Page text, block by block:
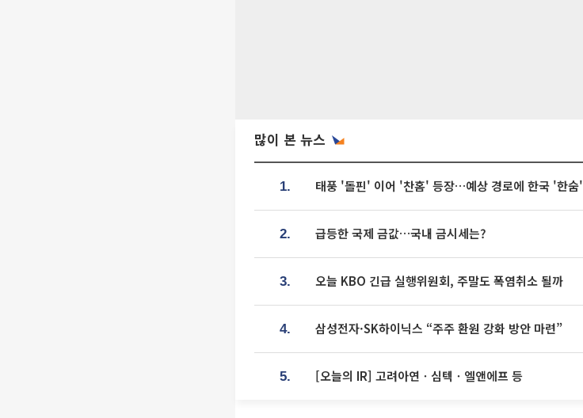
많이 본 뉴스
1. 태풍 '돌핀' 이어 '찬홈' 등장…예상 경로에 한국 '한숨'
2. 급등한 국제 금값…국내 금시세는?
3. 오늘 KBO 긴급 실행위원회, 주말도 폭염취소 될까
4. 삼성전자·SK하이닉스 “주주 환원 강화 방안 마련”
5. [오늘의 IR] 고려아연ㆍ심텍ㆍ엘앤에프 등